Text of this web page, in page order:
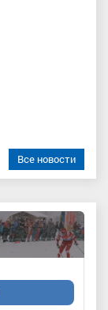
Все новости